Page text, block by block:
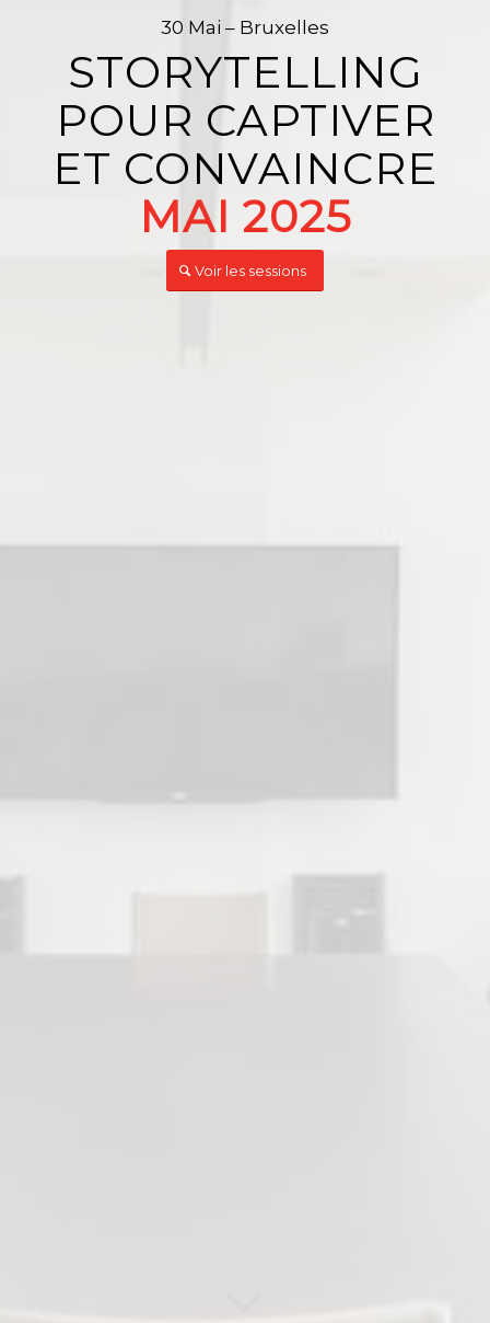
30 Mai – Bruxelles
STORYTELLING
POUR CAPTIVER
ET CONVAINCRE
MAI 2025
Voir les sessions